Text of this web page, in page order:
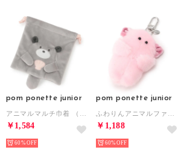
pom ponette junior
￥1,584
60%
pom ponette junior
￥1,188
60%